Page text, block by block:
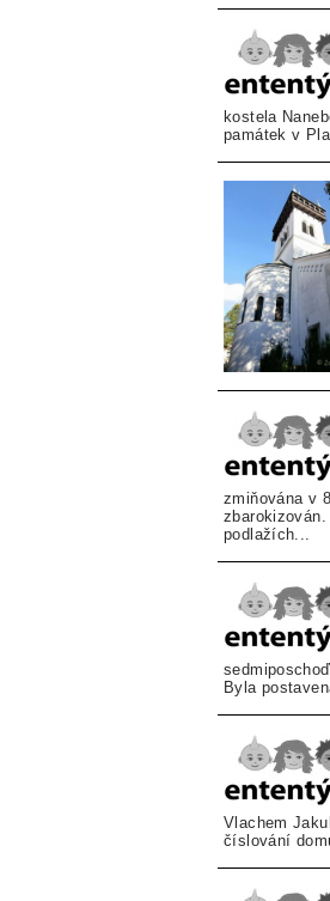
kostela
památek v
zmiňována v
podlažích...
Byla
Vlachem
číslování